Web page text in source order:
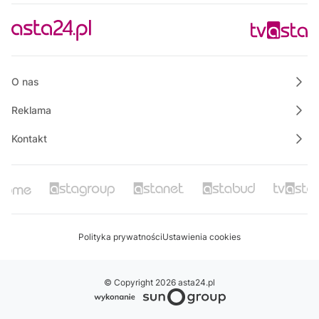
O nas
Reklama
Kontakt
Polityka prywatnościUstawienia cookies
© Copyright 2026 asta24.pl